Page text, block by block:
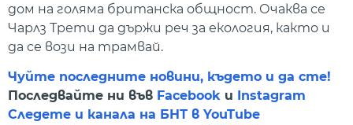
дом на голяма британска общност. Очаква се
Чарлз Трети да държи реч за екология, както и
да се вози на трамвай.
Чуйте последните новини, където и да сте!
Последвайте ни във Facebook и
Instagram
Следете и канала на БНТ в YouTube